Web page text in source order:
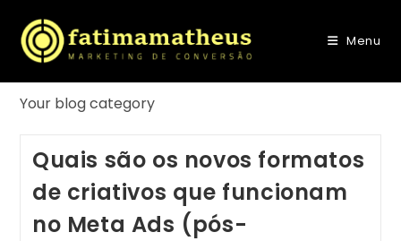
Menu
Your blog category
Quais são os novos formatos
de criativos que funcionam
no Meta Ads (pós-